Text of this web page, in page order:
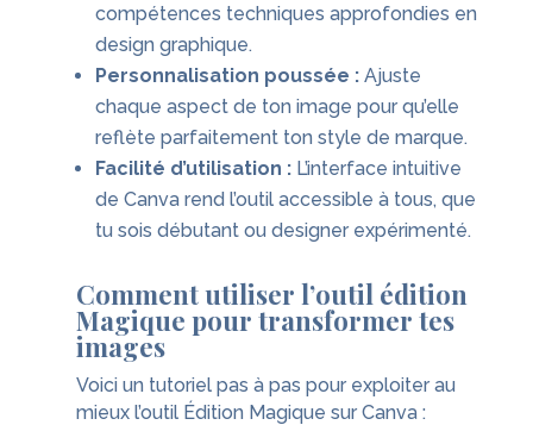
compétences techniques approfondies en
design graphique.
Personnalisation poussée :Ajuste
chaque aspect de ton image pour qu’elle
reflète parfaitement ton style de marque.
Facilité d’utilisation :L’interface intuitive
de Canva rend l’outil accessible à tous, que
tu sois débutant ou designer expérimenté.
Comment utiliser l’outil édition
Magique pour transformer tes
images
Voici un tutoriel pas à pas pour exploiter au
mieux l’outil Édition Magique sur Canva :